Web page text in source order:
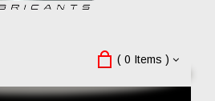
( 0 Items )